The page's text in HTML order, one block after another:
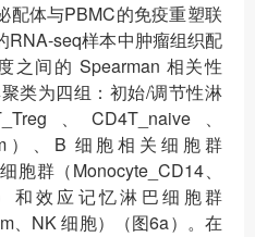
配体与PBMC的免疫重塑联
RNA-seq样本中肿瘤组织配
之间的 Spearman 相关性
类为四组：初始/调节性淋
、CD4T_naive、
）、B 细胞相关细胞群
胞群（Monocyte_CD14、
和效应记忆淋巴细胞群
、NK 细胞）（图6a）。在